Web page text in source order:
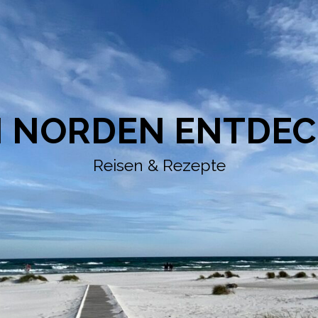
NORDEN
Reisen & Rezepte